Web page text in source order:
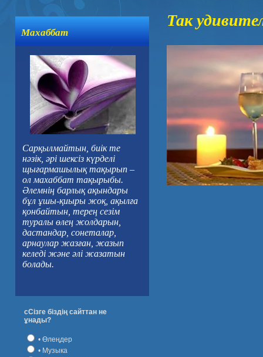
Махаббат
Сарқылмайтын, биік те
нәзік, әрі шексіз күрделі
щығармашылық тақырып –
ол махаббат тақырыбы.
Әлемнің барлық ақындары
бұл ұшы-қиыры жоқ, ақылға
қонбайтын, терең сезім
туралы өлең жолдарын,
дастандар, сонеталар,
арнаулар жазған, жазып
келеді және әлі жазатын
болады.
сСізге біздің сайттан не
ұнады?
• Өлеңдер
• Музыка
Так